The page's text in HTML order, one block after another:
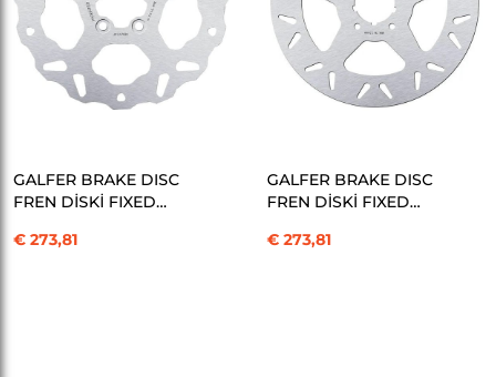
GALFER BRAKE DISC
FREN DİSKİ FIXED
€ 273,81
GALFER BRAKE DISC
FREN DİSKİ FIXED
€ 273,81